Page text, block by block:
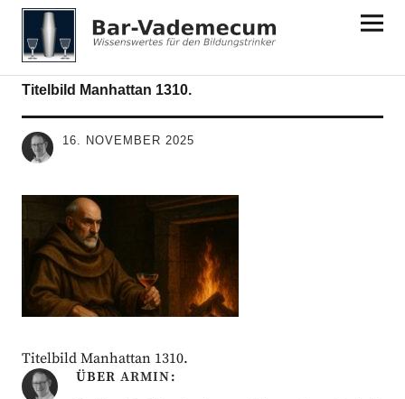
Bar-Vademecum
Titelbild Manhattan 1310.
16. NOVEMBER 2025
Titelbild Manhattan 1310.
ÜBER ARMIN